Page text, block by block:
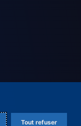
Tout refuser